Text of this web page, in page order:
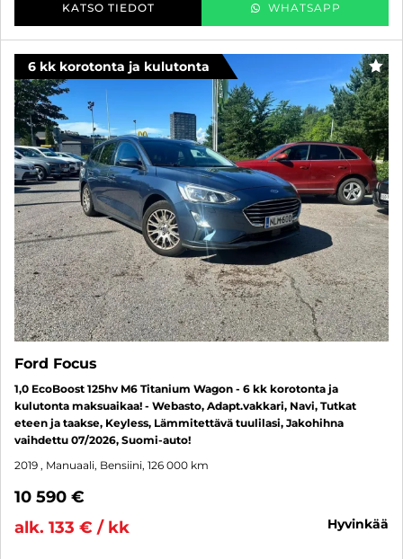
KATSO TIEDOT WHATSAPP
6 kk korotonta ja kulutonta
Ford Focus
1,0 EcoBoost 125hv M6 Titanium Wagon - 6 kk korotonta ja
kulutonta maksuaikaa! - Webasto, Adapt.vakkari, Navi, Tutkat
eteen ja taakse, Keyless, Lämmitettävä tuulilasi, Jakohihna
vaihdettu 07/2026, Suomi-auto!
2019 , Manuaali, Bensiini, 126 000 km
10 590 €
alk. 133 € / kk
hyvinkää